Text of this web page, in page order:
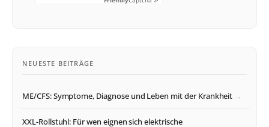
NEUESTE BEITRÄGE
ME/CFS: Symptome, Diagnose und Leben mit der Krankheit
XXL-Rollstuhl: Für wen eignen sich elektrische